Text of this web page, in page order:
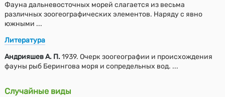
Фауна дальневосточных морей слагается из весьма
различных зоогеографических элементов. Наряду с явно
южными ...
Литература
Андрияшев А. П.1939. Очерк зоогеографии и происхождения
фауны рыб Берингова моря и сопредельных вод. ...
Случайные виды